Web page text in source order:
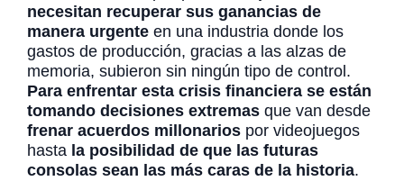
necesitan recuperar sus ganancias de
manera urgente en una industria donde los
gastos de producción, gracias a las alzas de
memoria, subieron sin ningún tipo de control.
Para enfrentar esta crisis financiera se están
tomando decisiones extremas que van desde
frenar acuerdos millonarios por videojuegos
hasta la posibilidad de que las futuras
consolas sean las más caras de la historia.